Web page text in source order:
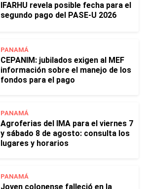
IFARHU revela posible fecha para el
segundo pago del PASE-U 2026
PANAMÁ
CEPANIM: jubilados exigen al MEF
información sobre el manejo de los
fondos para el pago
PANAMÁ
Agroferias del IMA para el viernes 7
y sábado 8 de agosto: consulta los
lugares y horarios
PANAMÁ
Joven colonense falleció en la